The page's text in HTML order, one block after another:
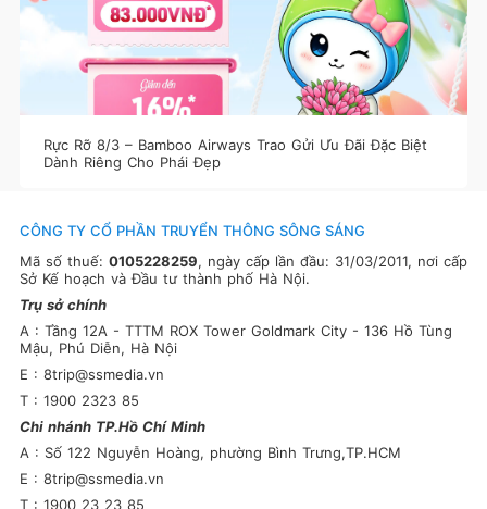
Rực Rỡ 8/3 – Bamboo Airways Trao Gửi Ưu Đãi Đặc Biệt
Dành Riêng Cho Phái Đẹp
CÔNG TY CỔ PHẦN TRUYỂN THÔNG SÔNG SÁNG
Mã số thuế: 0105228259, ngày cấp lần đầu: 31/03/2011, nơi cấp
Sở Kế hoạch và Đầu tư thành phố Hà Nội.
Trụ sở chính
A : Tầng 12A - TTTM ROX Tower Goldmark City - 136 Hồ Tùng
Mậu, Phú Diễn, Hà Nội
E : 8trip@ssmedia.vn
T : 1900 2323 85
Chi nhánh TP.Hồ Chí Minh
A : Số 122 Nguyễn Hoàng, phường Bình Trưng,TP.HCM
E : 8trip@ssmedia.vn
T : 1900 23 23 85